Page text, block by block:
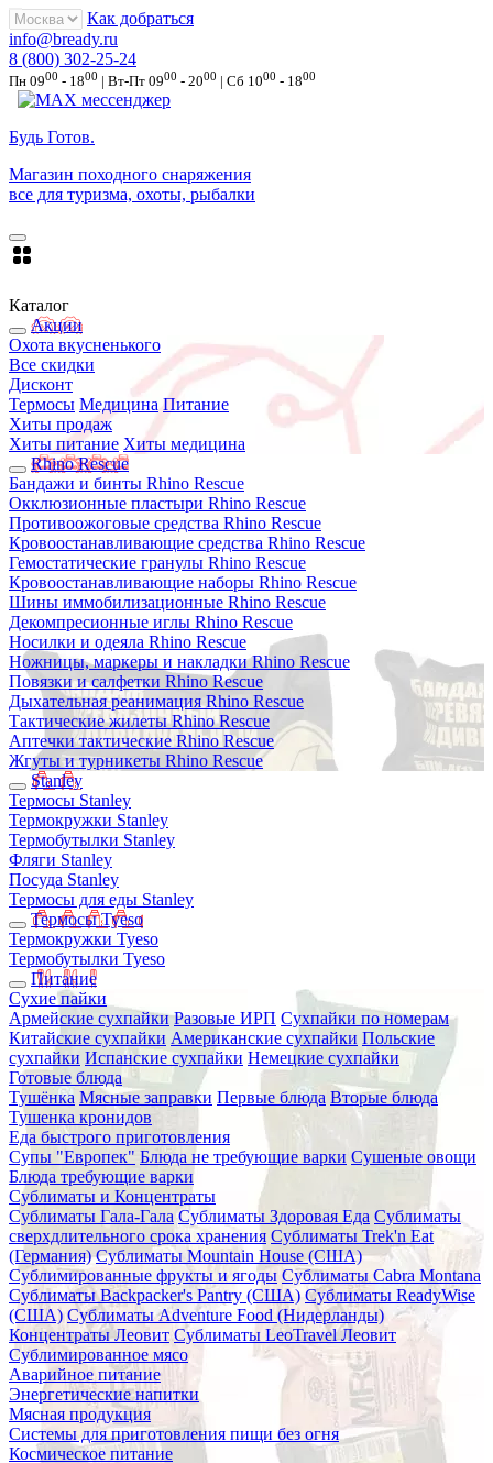
Как добраться
info@bready.ru
8 (800) 302-25-24
Пн 0900 - 1800 | Вт-Пт 0900 - 2000 | Сб 1000 - 1800
Будь Готов.
Магазин походного снаряжения
все для туризма, охоты, рыбалки
Каталог
Акции
Охота вкусненького
Все скидки
Дисконт
Термосы Медицина Питание
Хиты продаж
Хиты питание Хиты медицина
Rhino Rescue
Бандажи и бинты Rhino Rescue
Окклюзионные пластыри Rhino Rescue
Противоожоговые средства Rhino Rescue
Кровоостанавливающие средства Rhino Rescue
Гемостатические гранулы Rhino Rescue
Кровоостанавливающие наборы Rhino Rescue
Шины иммобилизационные Rhino Rescue
Декомпресионные иглы Rhino Rescue
Носилки и одеяла Rhino Rescue
Ножницы, маркеры и накладки Rhino Rescue
Повязки и салфетки Rhino Rescue
Дыхательная реанимация Rhino Rescue
Тактические жилеты Rhino Rescue
Аптечки тактические Rhino Rescue
Жгуты и турникеты Rhino Rescue
Stanley
Термосы Stanley
Термокружки Stanley
Термобутылки Stanley
Фляги Stanley
Посуда Stanley
Термосы для еды Stanley
Термосы Tyeso
Термокружки Tyeso
Термобутылки Tyeso
Питание
Сухие пайки
Армейские сухпайки Разовые ИРП Сухпайки по номерам
Китайские сухпайки Американские сухпайки Польские
сухпайки Испанские сухпайки Немецкие сухпайки
Готовые блюда
Тушёнка Мясные заправки Первые блюда Вторые блюда
Тушенка кронидов
Еда быстрого приготовления
Супы "Европек" Блюда не требующие варки Сушеные овощи
Блюда требующие варки
Сублиматы и Концентраты
Сублиматы Гала-Гала Сублиматы Здоровая Еда Сублиматы
сверхдлительного срока хранения Сублиматы Trek'n Eat
(Германия) Сублиматы Mountain House (США)
Сублимированные фрукты и ягоды Сублиматы Cabra Montana
Сублиматы Backpacker's Pantry (США) Сублиматы ReadyWise
(США) Сублиматы Adventure Food (Нидерланды)
Концентраты Леовит Сублиматы LeoTravel Леовит
Сублимированное мясо
Аварийное питание
Энергетические напитки
Мясная продукция
Системы для приготовления пищи без огня
Космическое питание